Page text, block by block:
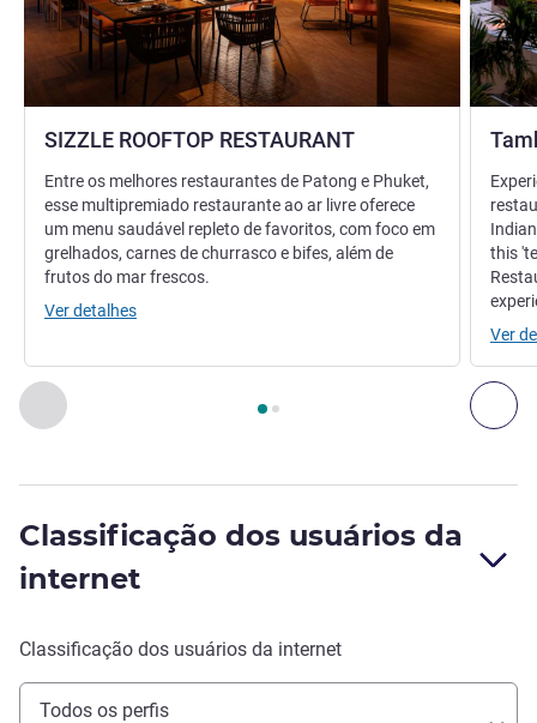
Anterior - Restaurante
Página , Restaurante 1 : SIZZLE ROOFTOP
SIZZLE ROOFTOP RESTAURANT
Entre os melhores restaurantes de Patong e Phuket,
esse multipremiado restaurante ao ar livre oferece
um menu saudável repleto de favoritos, com foco em
grelhados, carnes de churrasco e bifes, além de
frutos do mar frescos.
Ver detalhes
this
Ver
Classificação dos usuários da
internet
Classificação dos usuários da internet
Todos os perfis